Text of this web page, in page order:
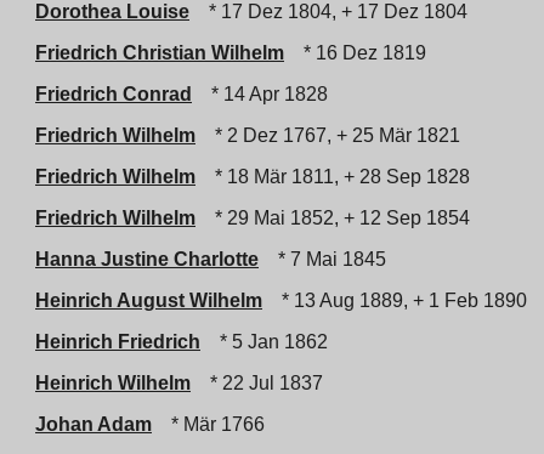
Dorothea Louise
* 17 Dez 1804, + 17 Dez 1804
Friedrich Christian Wilhelm
* 16 Dez 1819
Friedrich Conrad
* 14 Apr 1828
Friedrich Wilhelm
* 2 Dez 1767, + 25 Mär 1821
Friedrich Wilhelm
* 18 Mär 1811, + 28 Sep 1828
Friedrich Wilhelm
* 29 Mai 1852, + 12 Sep 1854
Hanna Justine Charlotte
* 7 Mai 1845
Heinrich August Wilhelm
* 13 Aug 1889, + 1 Feb 1890
Heinrich Friedrich
* 5 Jan 1862
Heinrich Wilhelm
* 22 Jul 1837
Johan Adam
* Mär 1766